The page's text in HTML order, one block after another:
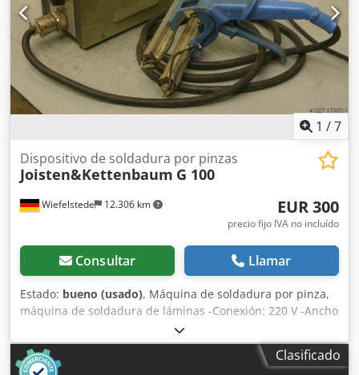
1 /7
Wiefelstede 12.306 km
Dispositivo de soldadura por pinzas
Joisten&Kettenbaum G 100
EUR 300
precio fijo IVA no incluído
Consultar Llamar
Estado: bueno (usado), Máquina de soldadura por pinza,
máquina de soldadura de láminas -Conexión: 220 V -Ancho
de trabajo: 300 mm Dedpfxsb A Sm De Aklewa -Peso: 10 kg
Clasificado